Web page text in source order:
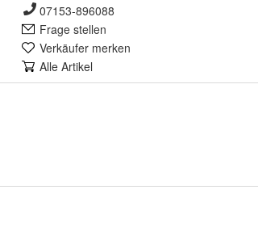
07153-896088
Frage stellen
Verkäufer merken
Alle Artikel